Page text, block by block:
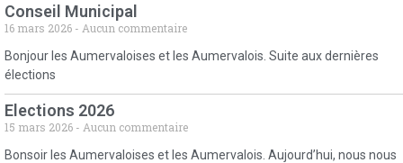
Conseil Municipal
16 mars 2026
Aucun commentaire
Bonjour les Aumervaloises et les Aumervalois. Suite aux dernières
élections
Elections 2026
15 mars 2026
Aucun commentaire
Bonsoir les Aumervaloises et les Aumervalois. Aujourd’hui, nous nous